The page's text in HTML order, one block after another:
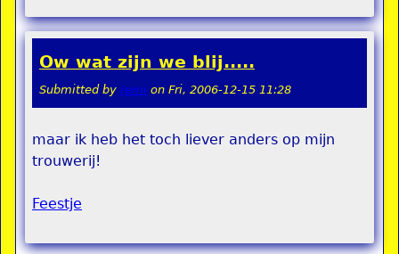
Ow wat zijn we blij.....
Submitted by remi on Fri, 2006-12-15 11:28
maar ik heb het toch liever anders op mijn
trouwerij!
Feestje